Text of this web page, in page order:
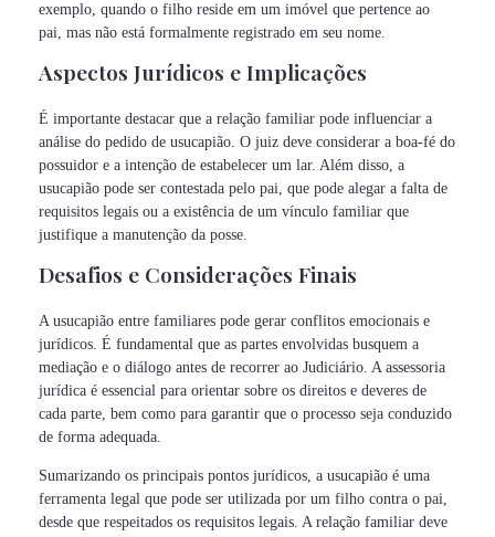
exemplo, quando o filho reside em um imóvel que pertence ao
pai, mas não está formalmente registrado em seu nome.
Aspectos Jurídicos e Implicações
É importante destacar que a relação familiar pode influenciar a
análise do pedido de usucapião. O juiz deve considerar a boa-fé do
possuidor e a intenção de estabelecer um lar. Além disso, a
usucapião pode ser contestada pelo pai, que pode alegar a falta de
requisitos legais ou a existência de um vínculo familiar que
justifique a manutenção da posse.
Desafios e Considerações Finais
A usucapião entre familiares pode gerar conflitos emocionais e
jurídicos. É fundamental que as partes envolvidas busquem a
mediação e o diálogo antes de recorrer ao Judiciário. A assessoria
jurídica é essencial para orientar sobre os direitos e deveres de
cada parte, bem como para garantir que o processo seja conduzido
de forma adequada.
Sumarizando os principais pontos jurídicos, a usucapião é uma
ferramenta legal que pode ser utilizada por um filho contra o pai,
desde que respeitados os requisitos legais. A relação familiar deve